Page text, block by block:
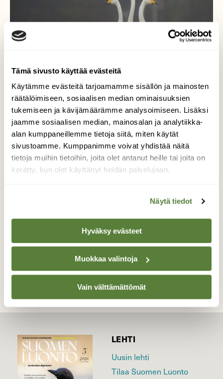
Tämä sivusto käyttää evästeitä
Käytämme evästeitä tarjoamamme sisällön ja mainosten
räätälöimiseen, sosiaalisen median ominaisuuksien
tukemiseen ja kävijämäärämme analysoimiseen. Lisäksi
jaamme sosiaalisen median, mainosalan ja analytiikka-
alan kumppaneillemme tietoja siitä, miten käytät
sivustoamme. Kumppanimme voivat yhdistää näitä
tietoja muihin tietoihin, joita olet antanut heille tai joita on
kerätty, kun olet käyttänyt heidän palvelujaan.
Näytä tiedot
Hyväksy evästeet
Muokkaa valintoja
Vain välttämättömät
Joutsenet ihmettelee
lokakuun sumua
Lokakuussa aamusumut on aika yleisiä,ja
Valokuvaaja: sirpa jyske, Virrat 18.10-19
TAKAISIN LISTAAN
LEHTI
Uusin lehti
Tilaa Suomen Luonto